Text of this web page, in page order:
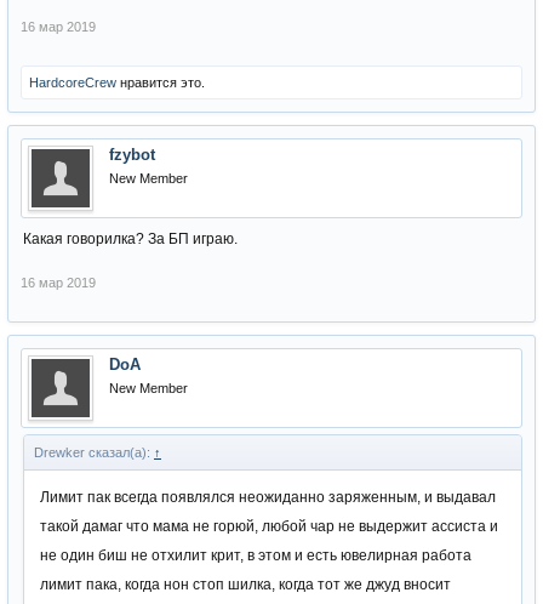
16 мар 2019
HardcoreCrew нравится это.
fzybot
New Member
Какая говорилка? За БП играю.
16 мар 2019
DoA
New Member
Drewker сказал(а): ↑
Лимит пак всегда появлялся неожиданно заряженным, и выдавал
такой дамаг что мама не горюй, любой чар не выдержит ассиста и
не один биш не отхилит крит, в этом и есть ювелирная работа
лимит пака, когда нон стоп шилка, когда тот же джуд вносит